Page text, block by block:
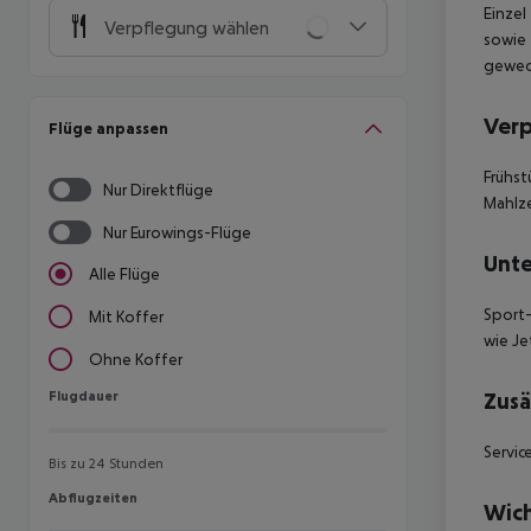
Verpflegung wählen
Flüge anpassen
Nur Direktflüge
Nur Eurowings-Flüge
Alle Flüge
Mit Koffer
Ohne Koffer
Flugdauer
Flugdauer
Bis zu 24 Stunden
Abflugzeiten
Abflugzeiten
sowie
wie